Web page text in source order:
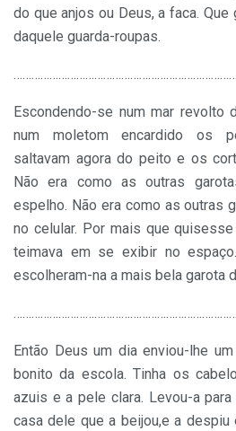
do que anjos ou Deus, a faca.
daquele guarda-roupas.
Escondendo-se num mar revolto
num moletom encardido os
saltavam agora do peito e os
Não era como as outras
espelho. Não era como as outras
no celular. Por mais que quisesse
teimava em se exibir no
escolheram-na a mais bela garota
Então Deus um dia enviou-lhe
bonito da escola. Tinha os
azuis e a pele clara. Levou-a
casa dele que a beijou,e a